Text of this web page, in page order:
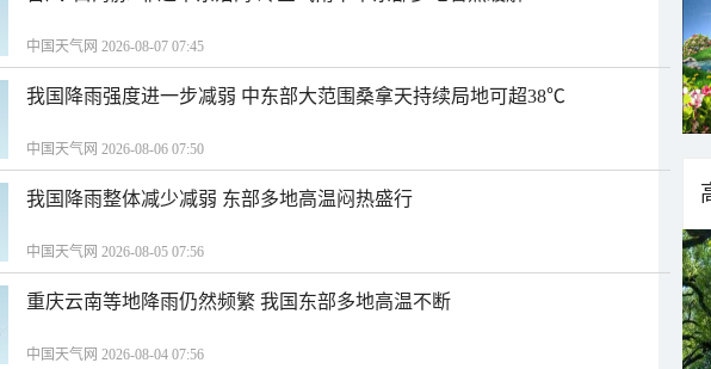
中国天气网 2026-08-07 07:45
我国降雨强度进一步减弱 中东部大范围桑拿天持续局地可超38℃
中国天气网 2026-08-06 07:50
我国降雨整体减少减弱 东部多地高温闷热盛行
中国天气网 2026-08-05 07:56
重庆云南等地降雨仍然频繁 我国东部多地高温不断
中国天气网 2026-08-04 07:56